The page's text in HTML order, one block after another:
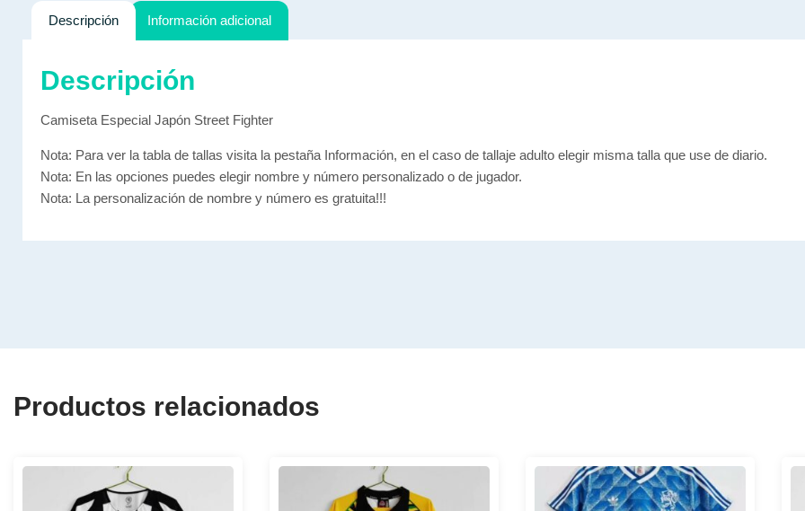
Descripción Información adicional
Descripción
Camiseta Especial Japón Street Fighter
Nota: Para ver la tabla de tallas visita la pestaña Información, en el caso de tallaje adulto elegir misma talla que use de diario.
Nota: En las opciones puedes elegir nombre y número personalizado o de jugador.
Nota: La personalización de nombre y número es gratuita!!!
Productos relacionados